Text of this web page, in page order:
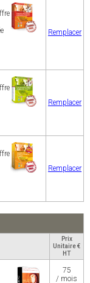
Remplacer
Remplacer
Remplacer
Prix
Unitaire €
HT
75
/ mois